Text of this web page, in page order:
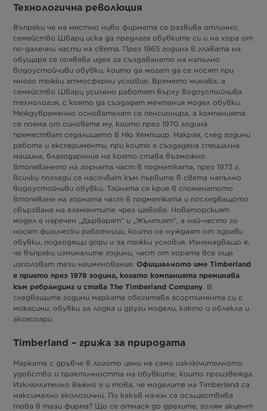
Технологична революция
Въпреки че на местно ниво фирмата се развива отлично,
семейство Шварц иска да предлага обувките си и на хора от
по-далечни части на света. През 1965 година в главата на
обущаря се появява идея за създаването на напълно
водоустойчиви обувки, които да могат да се носят при
много тежки атмосферни условия. Времето минава, а
семейство Шварц усилено работят върху водоустойчива
технология, с която да създадат мечтания модел обувки.
Междувременно основателят се пенсионира, а компанията
се поема от синовете му, които през 1970 година
преместват седалището в Ню Хемпшир. Накрая, след години
работа и експерименти, при които е създадена специална
машина, благодарение на която става възможно
втопяването на горната част в подметката, през 1973 г.
всички погледи се насочват към първите в света напълно
водоустойчиви обувки. Тайната се крие в споменатото
втопяване на горната част в подметката и последващото
свързване на елементите чрез шевове. Новаторският
модел е наречен „Дърварят“ и „Жълтият“, а най-често го
носят физически работници, които се нуждаят от здрави
обувки, подходящи дори и за тежки условия. Изненадващо е,
че въпреки изминалите години, част от хората все още
използват тези наименования. Официалното име Timberland
е прието през 1978 година, когато компанията преминава
към ребрандинг и става The Timberland Company. В
следващите години марката обогатява асортимента си с
мокасини, обувки за лодка и други модели, както и облекла и
аксесоари.
Timberland – грижа за природата
Марката с дръвче в логото цени не само изключителното
удобство и практичността на обувките, които произвежда.
Изключително важно е и това, че моделите на Timberland са
максимално екологични. По какъв начин се осъществява
това в тази фирма? Що се отнася до дрехите, голям акцент